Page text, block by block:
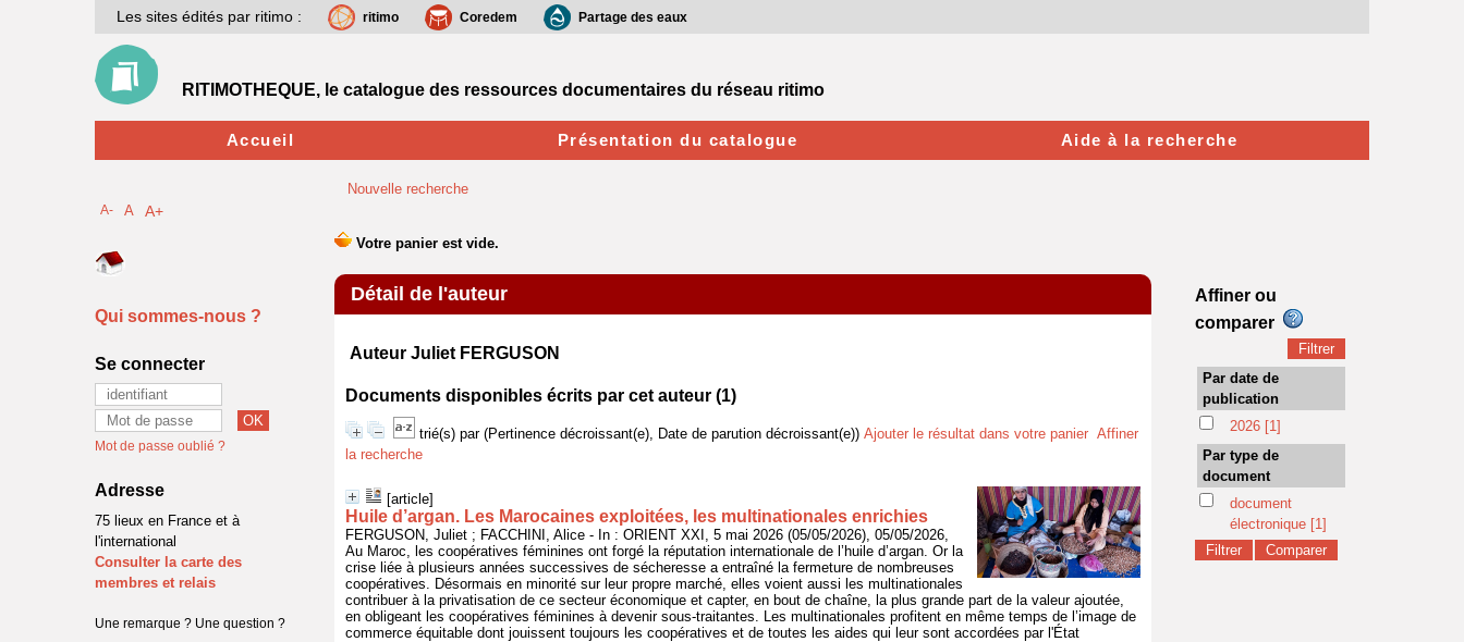
Nouvelle recherche
Détail de l'auteur
Auteur Juliet FERGUSON
Documents disponibles écrits par cet auteur (1)
trié(s) par (Pertinence décroissant(e), Date de parution décroissant(e)) Ajouter le résultat dans votre panier Affiner
la recherche
[article]
Huile d’argan. Les Marocaines exploitées, les multinationales enrichies
FERGUSON, Juliet ; FACCHINI, Alice - In : ORIENT XXI, 5 mai 2026 (05/05/2026), 05/05/2026,
Au Maroc, les coopératives féminines ont forgé la réputation internationale de l’huile d’argan. Or la
crise liée à plusieurs années successives de sécheresse a entraîné la fermeture de nombreuses
coopératives. Désormais en minorité sur leur propre marché, elles voient aussi les multinationales
contribuer à la privatisation de ce secteur économique et capter, en bout de chaîne, la plus grande part de la valeur ajoutée,
en obligeant les coopératives féminines à devenir sous-traitantes. Les multinationales profitent en même temps de l’image de
commerce équitable dont jouissent toujours les coopératives et de toutes les aides qui leur sont accordées par l'État
Les sites édités par ritimo : ritimo Coredem Partage des eaux
RITIMOTHEQUE, le catalogue des ressources documentaires du réseau ritimo
Accueil Présentation du catalogue Aide à la recherche
A- A A+
Qui sommes-nous ?
Se connecter
Mot de passe oublié ?
Adresse
75 lieux en France et à
l'international
Consulter la carte des
membres et relais
Une remarque ? Une question ?
Affiner ou
comparer
Par date de
publication
2026 [1]
Par type de
document
document
électronique [1]